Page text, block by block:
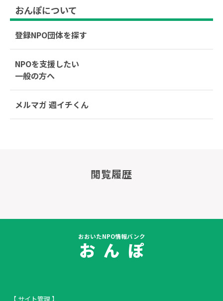
おんぽについて
登録NPO団体を探す
NPOを支援したい
一般の方へ
メルマガ 週イチくん
閲覧履歴
おおいたNPO情報バンク
お ん ぽ
【 サイト管理 】